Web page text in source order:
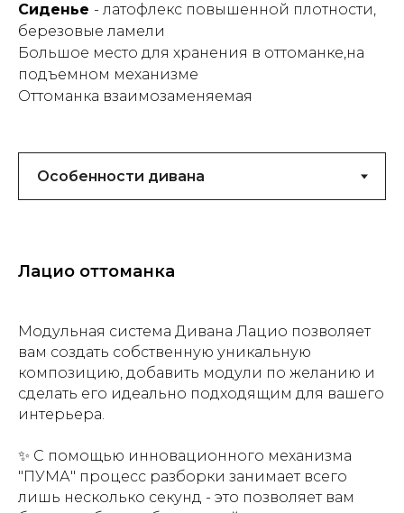
Сиденье - латофлекс повышенной плотности,
березовые ламели
Большое место для хранения в оттоманке,на
подъемном механизме
Оттоманка взаимозаменяемая
Лацио оттоманка
Модульная система Дивана Лацио позволяет
вам создать собственную уникальную
композицию, добавить модули по желанию и
сделать его идеально подходящим для вашего
интерьера.
✨ С помощью инновационного механизма
"ПУМА" процесс разборки занимает всего
лишь несколько секунд - это позволяет вам